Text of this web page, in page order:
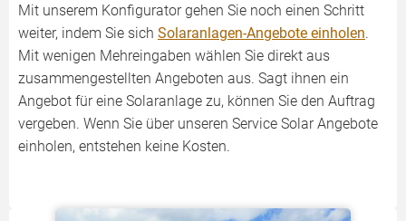
Mit unserem Konfigurator gehen Sie noch einen Schritt
weiter, indem Sie sich Solaranlagen-Angebote einholen.
Mit wenigen Mehreingaben wählen Sie direkt aus
zusammengestellten Angeboten aus. Sagt ihnen ein
Angebot für eine Solaranlage zu, können Sie den Auftrag
vergeben. Wenn Sie über unseren Service Solar Angebote
einholen, entstehen keine Kosten.